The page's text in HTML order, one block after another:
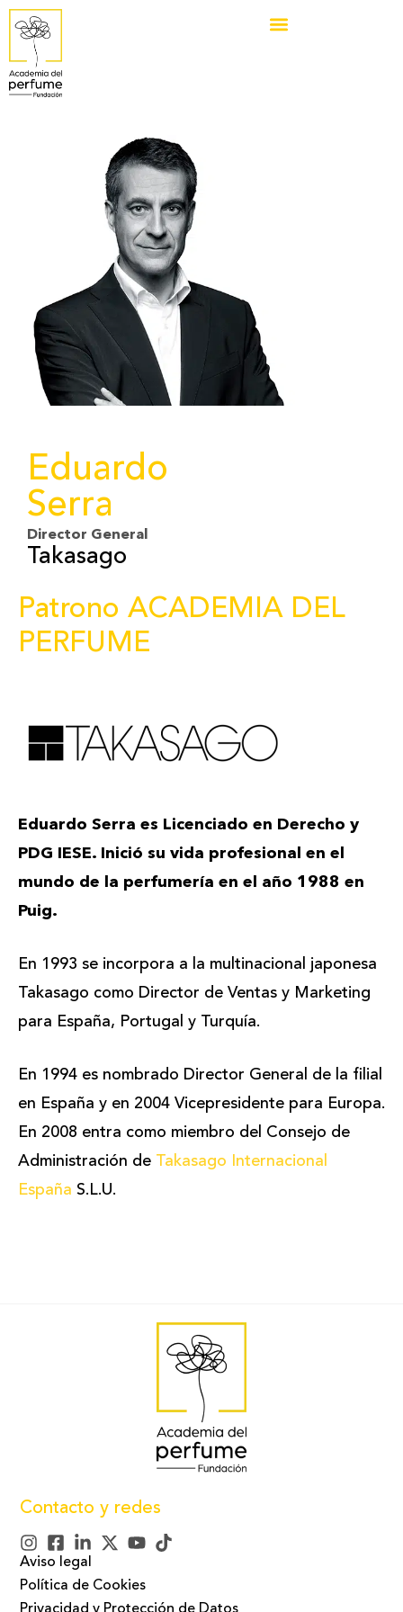
Eduardo
Serra
Director General
Takasago
Patrono ACADEMIA DEL
PERFUME
Eduardo Serra es Licenciado en Derecho y
PDG IESE. Inició su vida profesional en el
mundo de la perfumería en el año 1988 en
Puig.
En 1993 se incorpora a la multinacional japonesa
Takasago como Director de Ventas y Marketing
para España, Portugal y Turquía.
En 1994 es nombrado Director General de la filial
en España y en 2004 Vicepresidente para Europa.
En 2008 entra como miembro del Consejo de
Administración de Takasago Internacional
España S.L.U.
Contacto y redes
Aviso legal
Política de Cookies